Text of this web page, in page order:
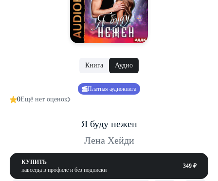
Книга Аудио
Платная аудиокнига
0Ещё нет оценок
Я буду нежен
Лена Хейди
КУПИТЬ
навсегда в профиле и без подписки
349 ₽